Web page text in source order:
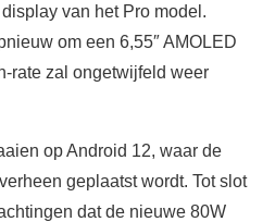
van het Pro model.
om een 6,55″ AMOLED
rate zal ongetwijfeld weer
op Android 12, waar de
geplaatst wordt. Tot slot
dat de nieuwe 80W